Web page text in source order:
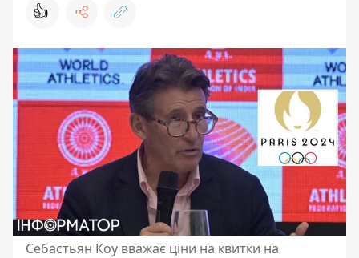
👍
Себастьян Коу вважає ціни на квитки на